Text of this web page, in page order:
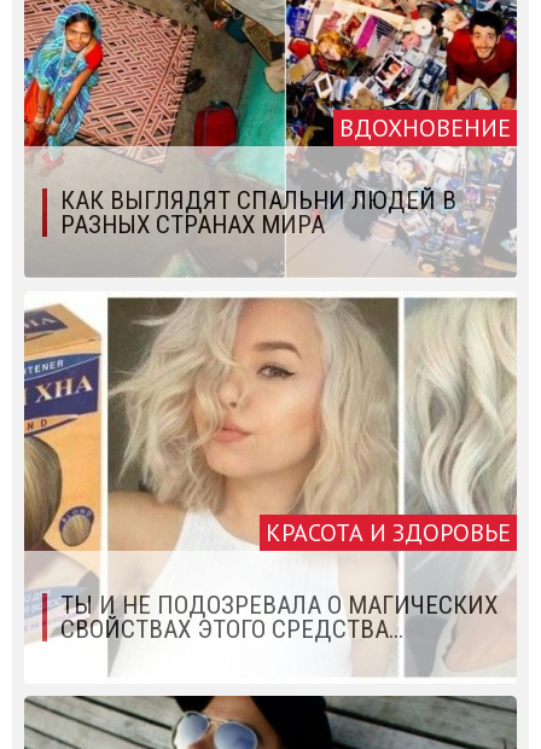
ВДОХНОВЕНИЕ
КАК ВЫГЛЯДЯТ СПАЛЬНИ ЛЮДЕЙ В
РАЗНЫХ СТРАНАХ МИРА
КРАСОТА И ЗДОРОВЬЕ
ТЫ И НЕ ПОДОЗРЕВАЛА О МАГИЧЕСКИХ
СВОЙСТВАХ ЭТОГО СРЕДСТВА...